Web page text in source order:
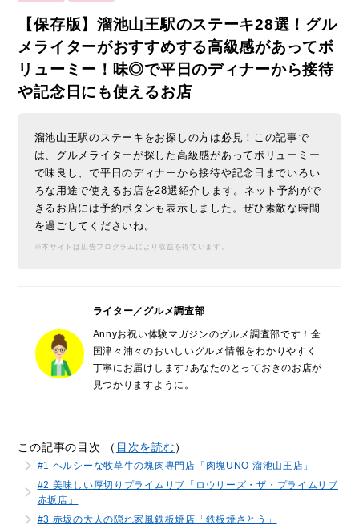
【保存版】溜池山王駅のステーキ28選！グル
メライターがおすすめする高級感があってボ
リューミー！味◎で平日のディナーから接待
や記念日にも使えるお店
溜池山王駅のステーキをお探しの方は必見！この記事で
は、グルメライターが探した高級感があってボリューミー
で味良し、で平日のディナーから接待や記念日までいろい
ろな用途で使えるお店を28選紹介します。ネット予約がで
きるお店には予約ボタンも表示しました。ぜひ素敵な時間
を過ごしてくださいね。
※本サイトは広告プログラムにより収益を得ています。
ライター／グルメ調査部
Annyお祝い体験マガジンのグルメ調査部です！全
国津々浦々のおいしいグルメ情報をわかりやすく
丁寧にお届けします♪あなたのとっておきのお店が
見つかりますように。
この記事の目次 （ 目次を読む）
#1 ヘルシーな牧草牛の塊肉専門店「肉塊UNO 溜池山王店」
#2 美味しい厚切りプライムリブ「ロウリーズ・ザ・プライムリブ
赤坂店」
#3 赤坂の大人の隠れ家風鉄板焼店「鉄板焼さとう」